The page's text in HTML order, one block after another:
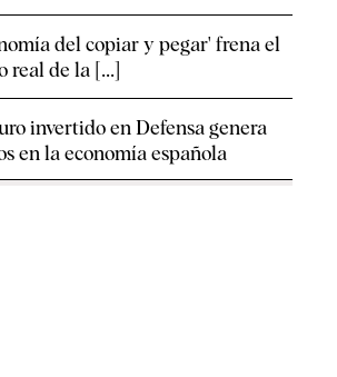
del copiar y pegar' frena el
real de la [...]
invertido en Defensa genera
en la economía española